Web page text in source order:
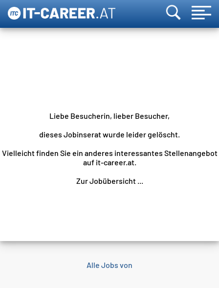
Liebe Besucherin, lieber Besucher,
dieses Jobinserat wurde leider gelöscht.
Vielleicht finden Sie ein anderes interessantes Stellenangebot
auf it-career.at.
Zur Jobübersicht ...
Alle Jobs von